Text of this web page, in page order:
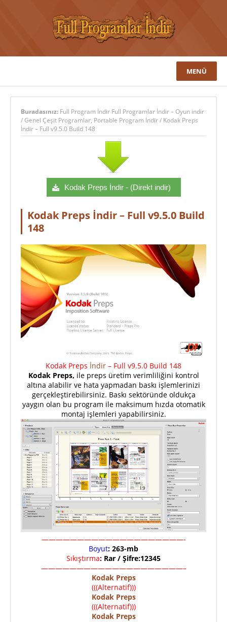
MENÜ
Buradasınız: Full Program İndir Full Programlar İndir – Oyun indir
/Genel Çeşit Programlar, Portable Program İndir/ Kodak Preps
İndir – Full v9.5.0 Build 148
Kodak Preps İndir - (Direkt indir)
Kodak Preps İndir – Full v9.5.0 Build
148
Kodak Preps İndir – Full v9.5.0 Build 148
Kodak Preps, ile preps üretim verimliliğini kontrol
altına alabilir ve hata yapmadan baskı işlemlerinizi
gerçekleştirebilirsiniz. Baskı sektöründe oldukça
yaygın olan bu program ile maksimum hızda otomatik
montaj işlemleri yapabilirsiniz.
————————————————————-
Boyut: 263-mb
Sıkıştırma: Rar / Şifre:12345
————————————————————–
Kodak Preps
(((Alternatif)))
Kodak Preps
(((Alternatif)))
Kodak Preps